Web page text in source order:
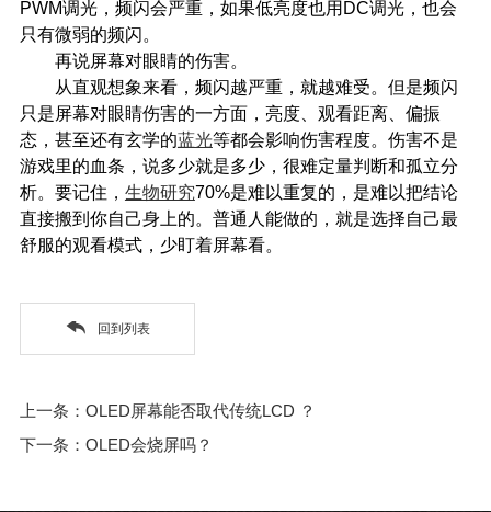
PWM调光，频闪会严重，如果低亮度也用DC调光，也会
只有微弱的频闪。
再说屏幕对眼睛的伤害。
从直观想象来看，频闪越严重，就越难受。但是频闪
只是屏幕对眼睛伤害的一方面，亮度、观看距离、偏振
态，甚至还有玄学的蓝光等都会影响伤害程度。伤害不是
游戏里的血条，说多少就是多少，很难定量判断和孤立分
析。要记住， 生物研究70%是难以重复的，是难以把结论
直接搬到你自己身上的。普通人能做的，就是选择自己最
舒服的观看模式，少盯着屏幕看。
回到列表
上一条：OLED屏幕能否取代传统LCD ？
下一条：OLED会烧屏吗？